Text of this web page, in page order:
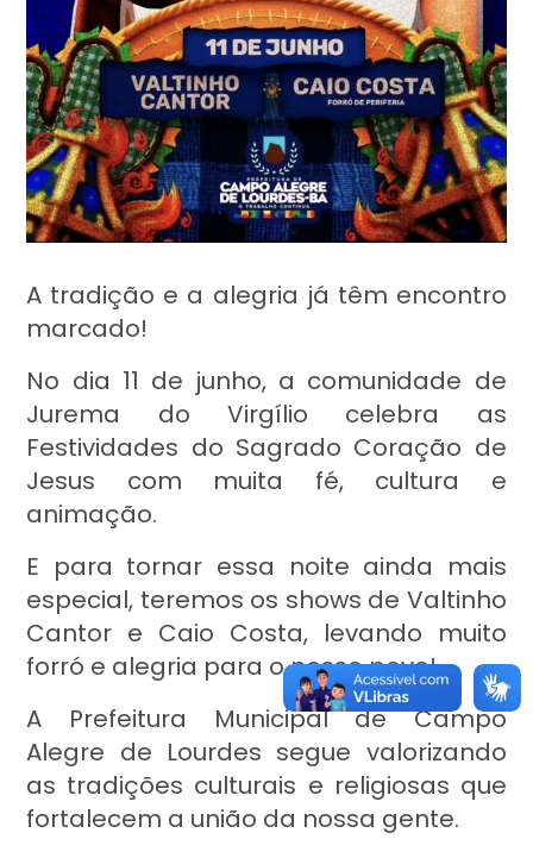
A tradição e a alegria já têm encontro
marcado!
No dia 11 de junho, a comunidade de
Jurema do Virgílio celebra as
Festividades do Sagrado Coração de
Jesus com muita fé, cultura e
animação.
E para tornar essa noite ainda mais
especial, teremos os shows de Valtinho
Cantor e Caio Costa, levando muito
forró e alegria para o nosso povo!
A Prefeitura Municipal de Campo
Alegre de Lourdes segue valorizando
as tradições culturais e religiosas que
fortalecem a união da nossa gente.